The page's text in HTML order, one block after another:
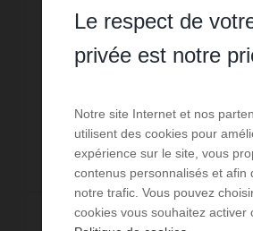
salle de bain
N°458 - Grande maison rénovée
bien équipée avec WIFI, jardin,
au loin, à proximité du golf 18
824,45 € 916,06 €
Lire la
Le respect de
privée est notre
Notre site Internet et nos
utilisent des cookies pour
expérience sur le site, vous
contenus personnalisés et afin
notre trafic. Vous pouvez
cookies vous souhaitez activer